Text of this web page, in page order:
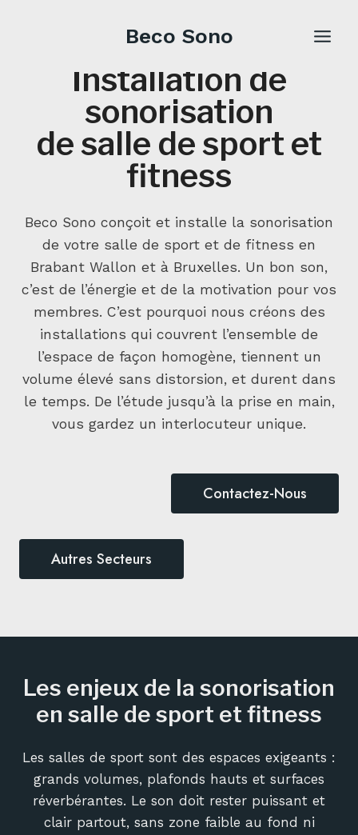
Beco Sono
Installation de
sonorisation
de salle de sport et
fitness
Beco Sono conçoit et installe la sonorisation
de votre salle de sport et de fitness en
Brabant Wallon et à Bruxelles. Un bon son,
c’est de l’énergie et de la motivation pour vos
membres. C’est pourquoi nous créons des
installations qui couvrent l’ensemble de
l’espace de façon homogène, tiennent un
volume élevé sans distorsion, et durent dans
le temps. De l’étude jusqu’à la prise en main,
vous gardez un interlocuteur unique.
Contactez-Nous
Autres Secteurs
Les enjeux de la sonorisation
en salle de sport et fitness
Les salles de sport sont des espaces exigeants :
grands volumes, plafonds hauts et surfaces
réverbérantes. Le son doit rester puissant et
clair partout, sans zone faible au fond ni